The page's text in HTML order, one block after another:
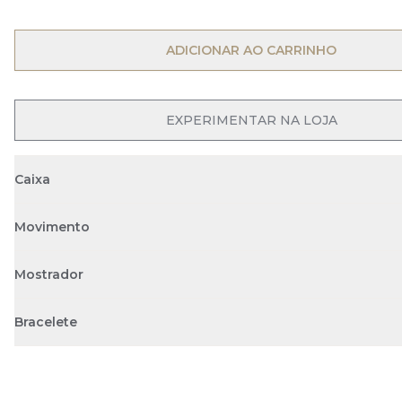
OPEN MENU
ADICIONAR AO CARRINHO
OPEN MENU
EXPERIMENTAR NA LOJA
Caixa
Movimento
Mostrador
Bracelete